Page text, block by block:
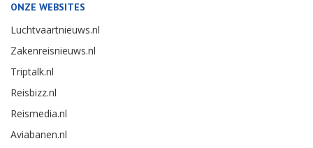
ONZE WEBSITES
Luchtvaartnieuws.nl
Zakenreisnieuws.nl
Triptalk.nl
Reisbizz.nl
Reismedia.nl
Aviabanen.nl